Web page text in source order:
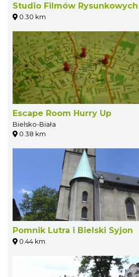
Studio Filmów
0.30 km
Escape Room Hurry Up
Bielsko-Biała
0.38 km
Pomnik Lutra i Bielski Syjon
0.44 km